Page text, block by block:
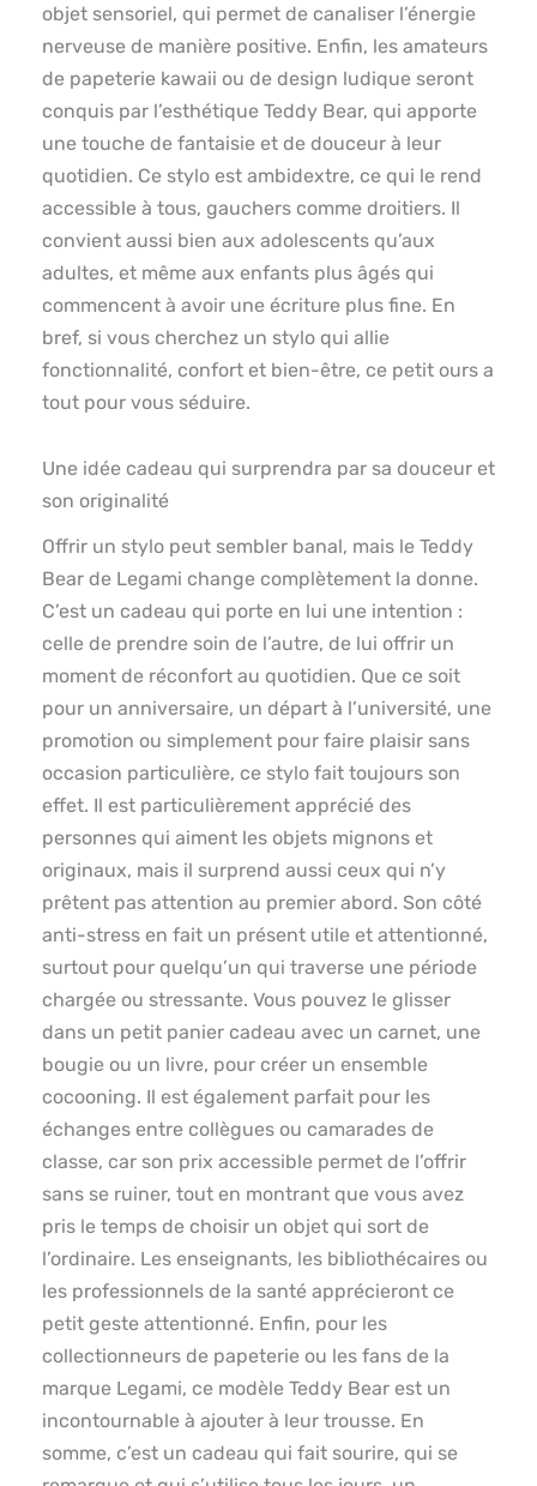
objet sensoriel, qui permet de canaliser l’énergie
nerveuse de manière positive. Enfin, les amateurs
de papeterie kawaii ou de design ludique seront
conquis par l’esthétique Teddy Bear, qui apporte
une touche de fantaisie et de douceur à leur
quotidien. Ce stylo est ambidextre, ce qui le rend
accessible à tous, gauchers comme droitiers. Il
convient aussi bien aux adolescents qu’aux
adultes, et même aux enfants plus âgés qui
commencent à avoir une écriture plus fine. En
bref, si vous cherchez un stylo qui allie
fonctionnalité, confort et bien-être, ce petit ours a
tout pour vous séduire.
Une idée cadeau qui surprendra par sa douceur et
son originalité
Offrir un stylo peut sembler banal, mais le Teddy
Bear de Legami change complètement la donne.
C’est un cadeau qui porte en lui une intention :
celle de prendre soin de l’autre, de lui offrir un
moment de réconfort au quotidien. Que ce soit
pour un anniversaire, un départ à l’université, une
promotion ou simplement pour faire plaisir sans
occasion particulière, ce stylo fait toujours son
effet. Il est particulièrement apprécié des
personnes qui aiment les objets mignons et
originaux, mais il surprend aussi ceux qui n’y
prêtent pas attention au premier abord. Son côté
anti-stress en fait un présent utile et attentionné,
surtout pour quelqu’un qui traverse une période
chargée ou stressante. Vous pouvez le glisser
dans un petit panier cadeau avec un carnet, une
bougie ou un livre, pour créer un ensemble
cocooning. Il est également parfait pour les
échanges entre collègues ou camarades de
classe, car son prix accessible permet de l’offrir
sans se ruiner, tout en montrant que vous avez
pris le temps de choisir un objet qui sort de
l’ordinaire. Les enseignants, les bibliothécaires ou
les professionnels de la santé apprécieront ce
petit geste attentionné. Enfin, pour les
collectionneurs de papeterie ou les fans de la
marque Legami, ce modèle Teddy Bear est un
incontournable à ajouter à leur trousse. En
somme, c’est un cadeau qui fait sourire, qui se